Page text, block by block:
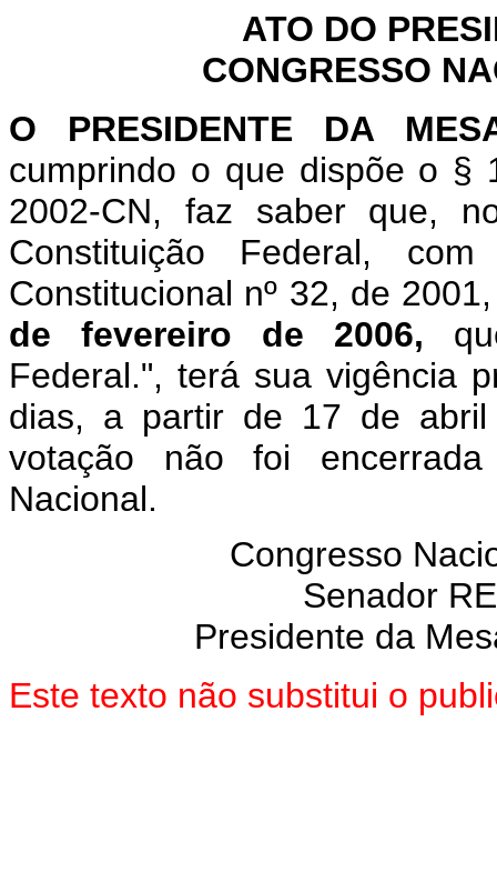
ATO DO
CONGRESSO
O PRESIDENTE DA
cumprindo o que dispõe o §
2002-CN, faz saber que,
Constituição Federal,
Constitucional nº 32, de
de fevereiro de 2006,
Federal.", terá sua vigência
dias, a partir de 17 de
votação não foi
Nacional.
Congresso
Senador
Presidente da
Este texto não substitui o